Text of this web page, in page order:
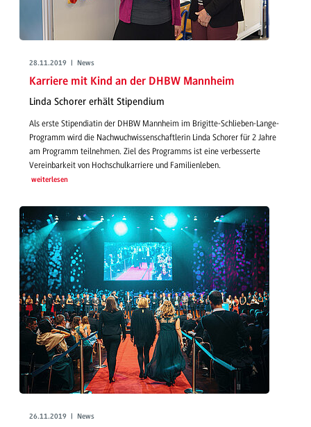
28.11.2019 | News
Karriere mit Kind an der DHBW Mannheim
Linda Schorer erhält Stipendium
Als erste Stipendiatin der DHBW Mannheim im Brigitte-Schlieben-Lange-
Programm wird die Nachwuchwissenschaftlerin Linda Schorer für 2 Jahre
am Programm teilnehmen. Ziel des Programms ist eine verbesserte
Vereinbarkeit von Hochschulkarriere und Familienleben.
weiterlesen
26.11.2019 | News